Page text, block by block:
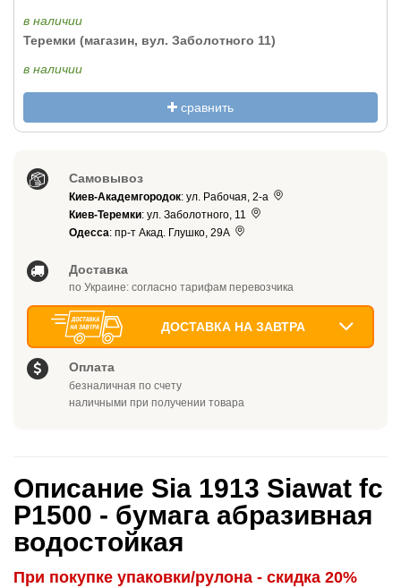
в наличии
Теремки (магазин, вул. Заболотного 11)
в наличии
сравнить
Самовывоз
Киев-Академгородок: ул. Рабочая, 2-а
Киев-Теремки: ул. Заболотного, 11
Одесса: пр-т Акад. Глушко, 29А
Доставка
по Украине: согласно тарифам перевозчика
ДОСТАВКА НА ЗАВТРА
Оплата
безналичная по счету
наличными при получении товара
Описание Sia 1913 Siawat fc
P1500 - бумага абразивная
водостойкая
При покупке упаковки/рулона - скидка 20%